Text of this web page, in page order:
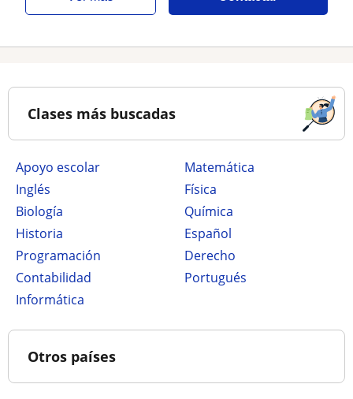
Clases más buscadas
Apoyo escolar
Matemática
Inglés
Física
Biología
Química
Historia
Español
Programación
Derecho
Contabilidad
Portugués
Informática
Otros países